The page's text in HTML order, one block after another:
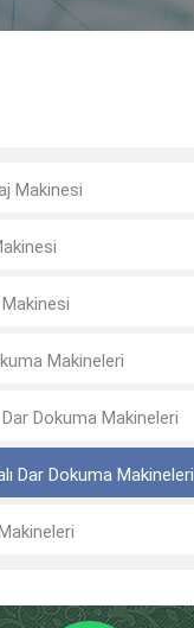
Makinesi
Makineleri
Dokuma Makineleri
Dar Dokuma Makineleri